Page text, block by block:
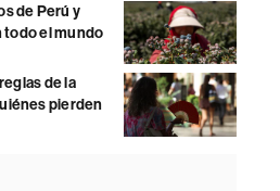
de Perú y
todo el mundo
de la
pierden